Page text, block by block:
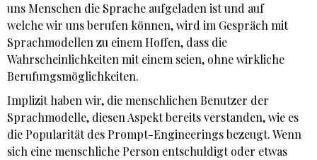
uns Menschen die Sprache aufgeladen ist und auf
welche wir uns berufen können, wird im Gespräch mit
Sprachmodellen zu einem Hoffen, dass die
Wahrscheinlichkeiten mit einem seien, ohne wirkliche
Berufungsmöglichkeiten.
Implizit haben wir, die menschlichen Benutzer der
Sprachmodelle, diesen Aspekt bereits verstanden, wie es
die Popularität des Prompt-Engineerings bezeugt. Wenn
sich eine menschliche Person entschuldigt oder etwas